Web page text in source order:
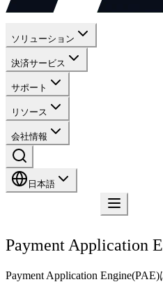
ソリューション
決済サービス
サポート
リソース
会社情報
日本語
Payment Application
Payment Application